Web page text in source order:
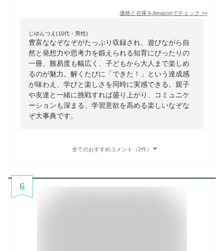
価格と在庫をAmazonでチェック >>
じゆんつえ(10代・男性)
豊富ななぞなぞがたっぷり収録され、遊びながら自
然と発想力や思考力を鍛えられる知育にぴったりの
一冊。難易度も幅広く、子どもから大人まで楽しめ
るのが魅力。解くたびに「できた！」という達成感
が味わえ、学びと楽しさを同時に実感できる。親子
や友達と一緒に挑戦すれば盛り上がり、コミュニケ
ーションも深まる、学習意欲を高める楽しいなぞな
ぞ大事典です。
全てのおすすめコメント（2件）
6